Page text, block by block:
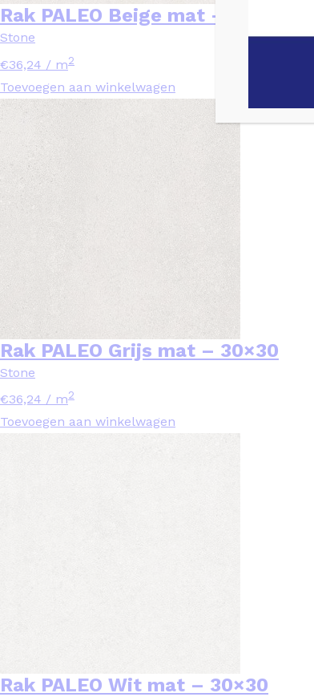
Rak PALEO Beige mat – 30×30
Stone
€36,24 / m2
Toevoegen aan winkelwagen
Rak PALEO Grijs mat – 30×30
Stone
€36,24 / m2
Toevoegen aan winkelwagen
Rak PALEO Wit mat – 30×30